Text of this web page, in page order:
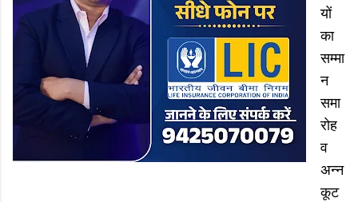
यों
का
सम्मा
न
समा
रोह
व
अन्न
कूट